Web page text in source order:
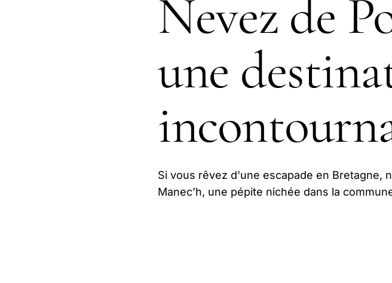
Nevez de
une
Si vous rêvez d'une escapade en Bretagne,
Manec’h, une pépite nichée dans la